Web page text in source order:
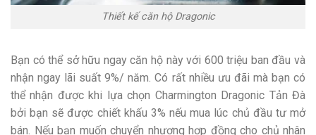
Thiết kế căn hộ Dragonic
Bạn có thể sở hữu ngay căn hộ này với 600 triệu ban đầu và
nhận ngay lãi suất 9%/ năm. Có rất nhiều ưu đãi mà bạn có
thể nhận được khi lựa chọn Charmington Dragonic Tản Đà
bởi bạn sẽ được chiết khấu 3% nếu mua lúc chủ đầu tư mở
bán. Nếu bạn muốn chuyển nhượng hợp đồng cho chủ nhân